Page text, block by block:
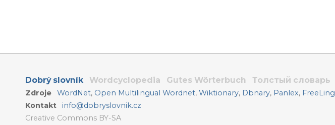
Dobrý slovník Wordcyclopedia Gutes Wörterbuch Толстый словарь
Zdroje WordNet, Open Multilingual Wordnet,Wiktionary, Dbnary, Panlex, FreeLing
Kontakt
info@dobryslovnik.cz
Creative Commons BY-SA